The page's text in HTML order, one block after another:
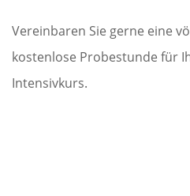
Vereinbaren Sie gerne eine
kostenlose Probestunde für
Intensivkurs.